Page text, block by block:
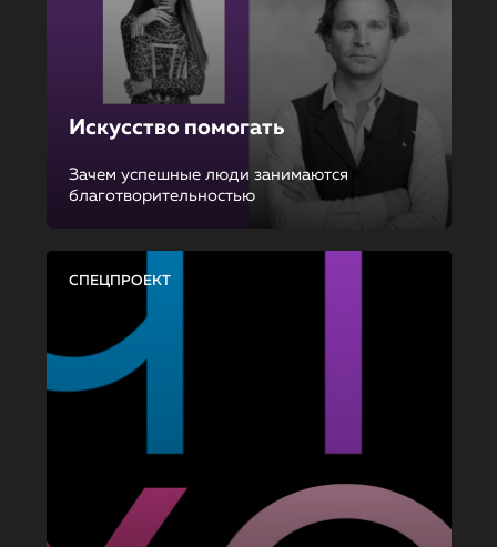
Искусство помогать
Зачем успешные люди занимаются
благотворительностью
СПЕЦПРОЕКТ